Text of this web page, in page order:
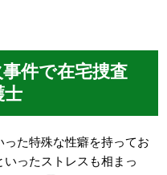
件で在宅捜査
た特殊な性癖を持ってお
ったストレスも相まっ